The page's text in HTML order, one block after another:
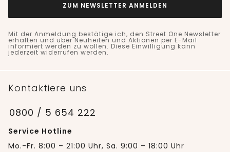
ZUM NEWSLETTER ANMELDEN
Mit der Anmeldung bestätige ich, den Street One Newsletter
erhalten und über Neuheiten und Aktionen per E-Mail
informiert werden zu wollen. Diese Einwilligung kann
jederzeit widerrufen werden.
Kontaktiere uns
0800 / 5 654 222
Service Hotline
Mo.-Fr. 8:00 – 21:00 Uhr, Sa. 9:00 – 18:00 Uhr